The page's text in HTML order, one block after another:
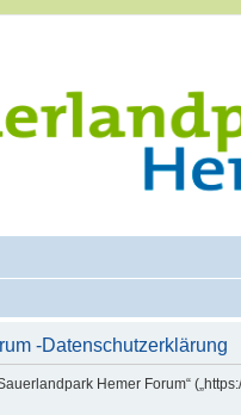
-Datenschutzerklärung
Hemer Forum“